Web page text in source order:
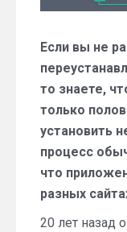
Если вы не
то знаете,
только
установить
процесс
что
разных
20 лет назад